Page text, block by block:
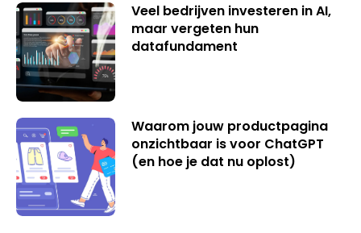
Veel bedrijven investeren in AI,
maar vergeten hun
datafundament
Waarom jouw productpagina
onzichtbaar is voor ChatGPT
(en hoe je dat nu oplost)